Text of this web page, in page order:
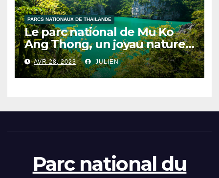
PARCS NATIONAUX DE THAILANDE
Le parc national de Mu Ko
Ang Thong, un joyau naturel
de la Thaïlande
AVR 28, 2023 JULIEN
Parc national du